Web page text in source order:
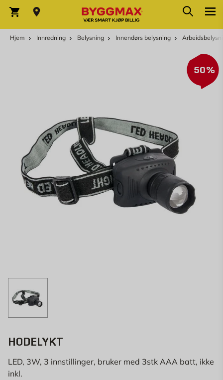
Varekurv Søk
Hjem Innredning Belysning Innendørs belysning
50%
HODELYKT
LED, 3W, 3 innstillinger, bruker med 3stk AAA batt, ikke
inkl.